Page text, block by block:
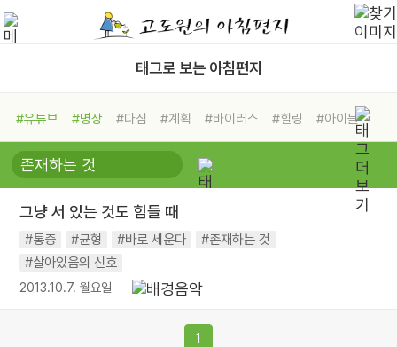
태그로 보는 아침편지
#유튜브 #명상 #다짐 #계획 #바이러스 #힐링
#아이들
#비전캠프
#독서캠프 #삶
#희망
#나눔 #친구 #링컨학교
#독서
#건강 #면역력
그냥 서 있는 것도 힘들 때
#통증 #균형 #바로 세운다
#존재하는 것
#살아있음의 신호
2013.10.7. 월요일
1